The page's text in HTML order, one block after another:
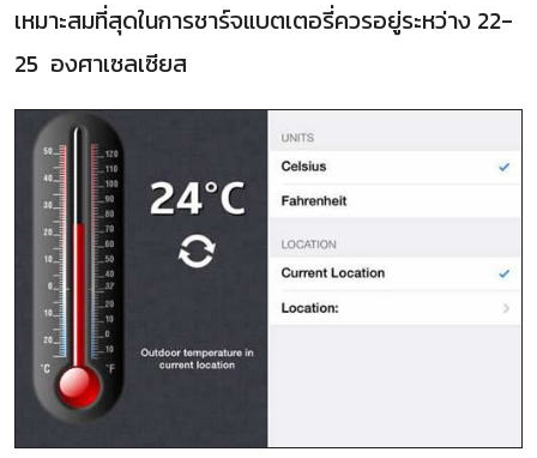
เหมาะสมที่สุดในการชาร์จแบตเตอรี่ควรอยู่ระหว่าง 22-
25 องศาเซลเซียส